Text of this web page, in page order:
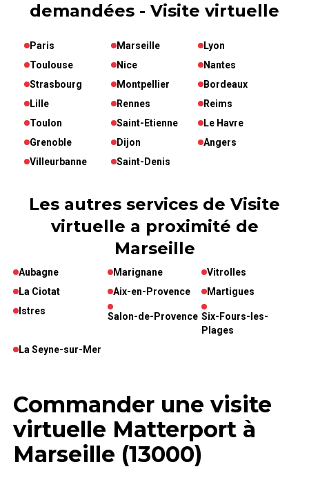
demandées - Visite virtuelle
Paris Marseille
Lyon
Toulouse
Nice
Nantes
Strasbourg
Montpellier
Bordeaux
Lille
Rennes
Reims
Toulon
Saint-Etienne
Le Havre
Grenoble
Dijon
Angers
Villeurbanne
Saint-Denis
Les autres services de Visite
virtuelle a proximité de
Marseille
Aubagne Marignane
Vitrolles
La Ciotat
Aix-en-Provence
Martigues
Istres
Salon-de-Provence Six-Fours-les-
Plages
La Seyne-sur-Mer
Commander une visite
virtuelle Matterport à
Marseille (13000)